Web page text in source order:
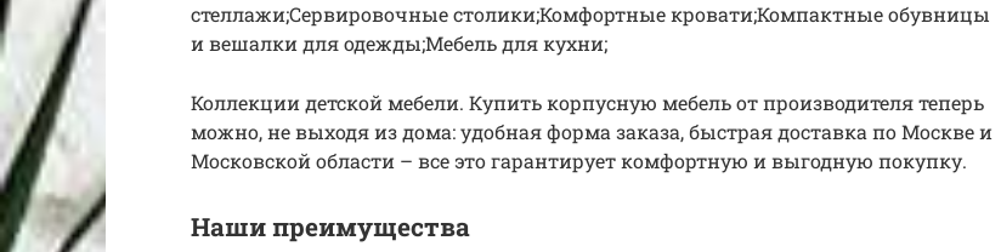
стеллажи;Сервировочные столики;Комфортные кровати;Компактные обувницы
и вешалки для одежды;Мебель для кухни;
Коллекции детской мебели. Купить корпусную мебель от производителя теперь
можно, не выходя из дома: удобная форма заказа, быстрая доставка по Москве и
Московской области – все это гарантирует комфортную и выгодную покупку.
Наши преимущества